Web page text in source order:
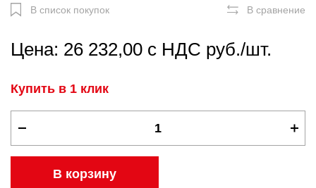
В список покупок В сравнение
Цена: 26 232,00 с НДС руб./шт.
Купить в 1 клик
В корзину